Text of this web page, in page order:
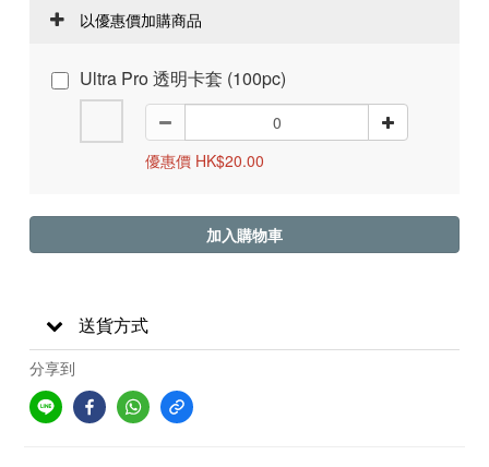
以優惠價加購商品
Ultra Pro 透明卡套 (100pc)
優惠價 HK$20.00
加入購物車
送貨方式
分享到